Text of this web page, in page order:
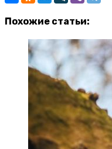
Похожие статьи: